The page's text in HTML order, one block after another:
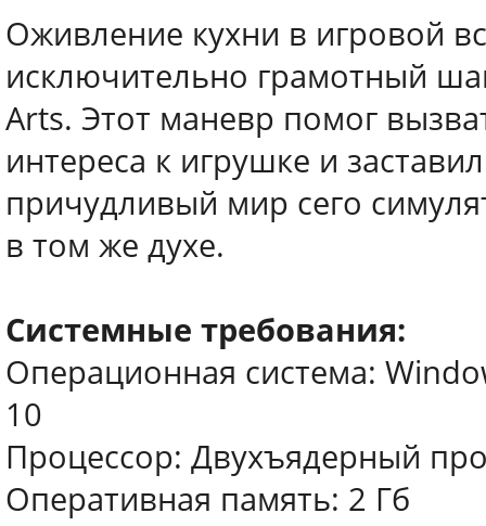
Оживление кухни в игровой
исключительно грамотный
Arts. Этот маневр помог
интереса к игрушке и
причудливый мир сего
в том же духе.
Системные требования:
Операционная система:
10
Процессор: Двухъядерный
Оперативная память: 2 Гб